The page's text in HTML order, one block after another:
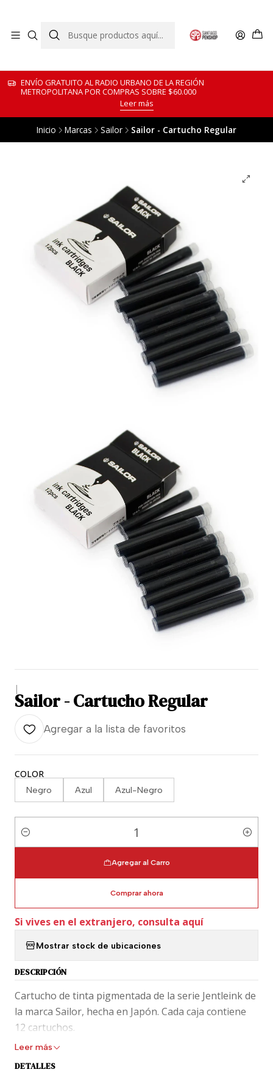
ENVÍO GRATUITO AL RADIO URBANO DE LA REGIÓN
METROPOLITANA POR COMPRAS SOBRE $60.000
Leer más
Inicio Marcas Sailor Sailor - Cartucho Regular
|
Sailor - Cartucho Regular
Agregar a la lista de favoritos
COLOR
Negro Azul Azul-Negro
Cantidad
Agregar al Carro
Comprar ahora
Si vives en el extranjero, consulta aquí
Mostrar stock de ubicaciones
DESCRIPCIÓN
Cartucho de tinta pigmentada de la serie Jentleink de
la marca Sailor, hecha en Japón. Cada caja contiene
12 cartuchos.
Leer más
DETALLES